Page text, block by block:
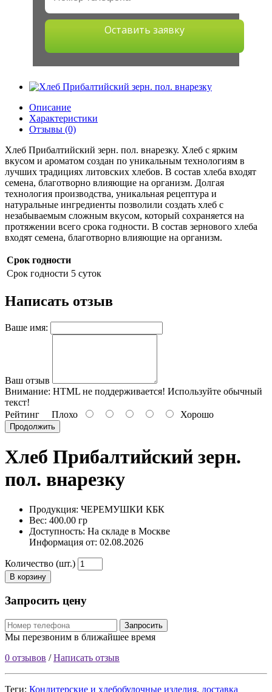
Оставить заявку
Описание
Характеристики
Отзывы (0)
Хлеб Прибалтийский зерн. пол. внарезку. Хлеб с ярким
вкусом и ароматом создан по уникальным технологиям в
лучших традициях литовских хлебов. В состав хлеба входят
семена, благотворно влияющие на организм. Долгая
технология производства, уникальная рецептура и
натуральные ингредиенты позволили создать хлеб с
незабываемым сложным вкусом, который сохраняется на
протяжении всего срока годности. В состав зернового хлеба
входят семена, благотворно влияющие на организм.
Срок годности
Срок годности 5 суток
Написать отзыв
Ваше имя:
Ваш отзыв
Внимание: HTML не поддерживается! Используйте обычный
текст!
Рейтинг Плохо Хорошо
Продолжить
Хлеб Прибалтийский зерн.
пол. внарезку
Продукция: ЧЕРЕМУШКИ КБК
Вес: 400.00 гр
Доступность: На складе в Москве
Информация от: 02.08.2026
Количество (шт.)
В корзину
Запросить цену
Запросить
Мы перезвоним в ближайшее время
0 отзывов /Написать отзыв
Теги: Кондитерские и хлебобулочные изделия, доставка